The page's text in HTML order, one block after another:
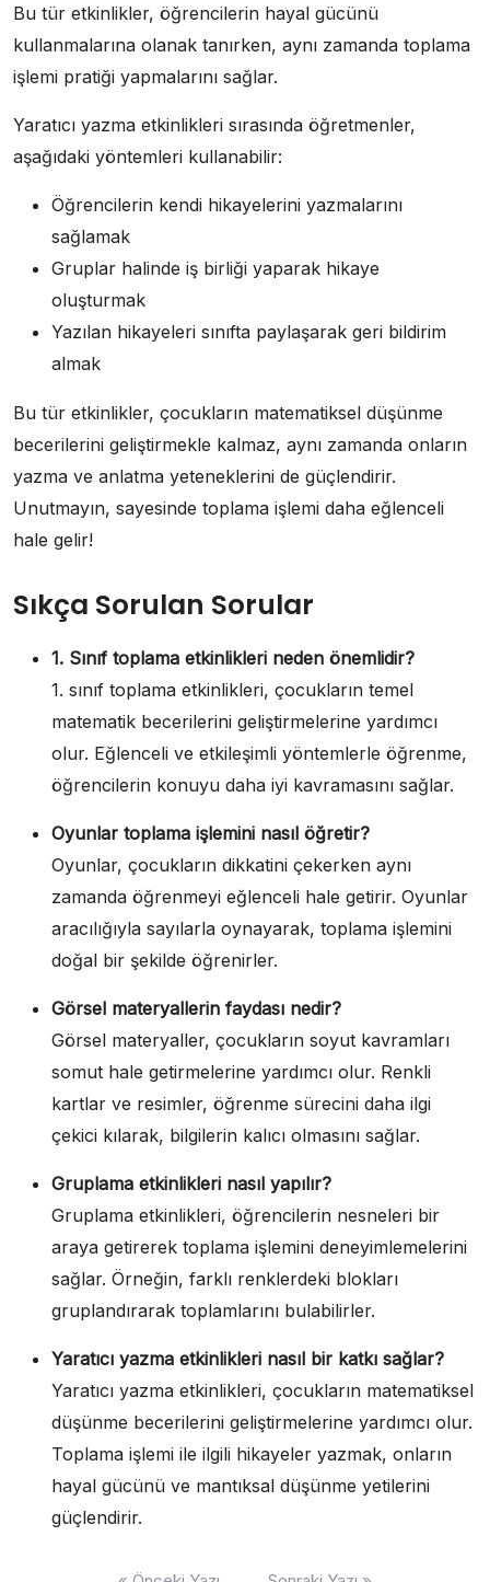
Bu tür etkinlikler, öğrencilerin hayal gücünü
kullanmalarına olanak tanırken, aynı zamanda toplama
işlemi pratiği yapmalarını sağlar.
Yaratıcı yazma etkinlikleri sırasında öğretmenler,
aşağıdaki yöntemleri kullanabilir:
Öğrencilerin kendi hikayelerini yazmalarını
sağlamak
Gruplar halinde iş birliği yaparak hikaye
oluşturmak
Yazılan hikayeleri sınıfta paylaşarak geri bildirim
almak
Bu tür etkinlikler, çocukların matematiksel düşünme
becerilerini geliştirmekle kalmaz, aynı zamanda onların
yazma ve anlatma yeteneklerini de güçlendirir.
Unutmayın, sayesinde toplama işlemi daha eğlenceli
hale gelir!
Sıkça Sorulan Sorular
1. Sınıf toplama etkinlikleri neden önemlidir?
1. sınıf toplama etkinlikleri, çocukların temel
matematik becerilerini geliştirmelerine yardımcı
olur. Eğlenceli ve etkileşimli yöntemlerle öğrenme,
öğrencilerin konuyu daha iyi kavramasını sağlar.
Oyunlar toplama işlemini nasıl öğretir?
Oyunlar, çocukların dikkatini çekerken aynı
zamanda öğrenmeyi eğlenceli hale getirir. Oyunlar
aracılığıyla sayılarla oynayarak, toplama işlemini
doğal bir şekilde öğrenirler.
Görsel materyallerin faydası nedir?
Görsel materyaller, çocukların soyut kavramları
somut hale getirmelerine yardımcı olur. Renkli
kartlar ve resimler, öğrenme sürecini daha ilgi
çekici kılarak, bilgilerin kalıcı olmasını sağlar.
Gruplama etkinlikleri nasıl yapılır?
Gruplama etkinlikleri, öğrencilerin nesneleri bir
araya getirerek toplama işlemini deneyimlemelerini
sağlar. Örneğin, farklı renklerdeki blokları
gruplandırarak toplamlarını bulabilirler.
Yaratıcı yazma etkinlikleri nasıl bir katkı sağlar?
Yaratıcı yazma etkinlikleri, çocukların matematiksel
düşünme becerilerini geliştirmelerine yardımcı olur.
Toplama işlemi ile ilgili hikayeler yazmak, onların
hayal gücünü ve mantıksal düşünme yetilerini
güçlendirir.